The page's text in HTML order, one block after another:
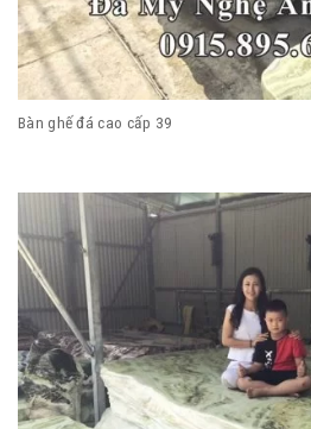
Bàn ghế đá cao cấp 39